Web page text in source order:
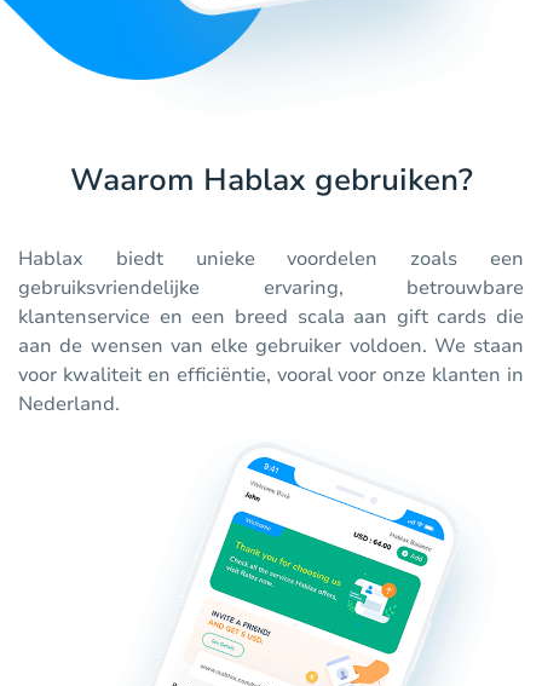
Waarom Hablax gebruiken?
Hablax biedt unieke voordelen zoals een
gebruiksvriendelijke ervaring, betrouwbare
klantenservice en een breed scala aan gift cards die
aan de wensen van elke gebruiker voldoen. We staan
voor kwaliteit en efficiëntie, vooral voor onze klanten in
Nederland.